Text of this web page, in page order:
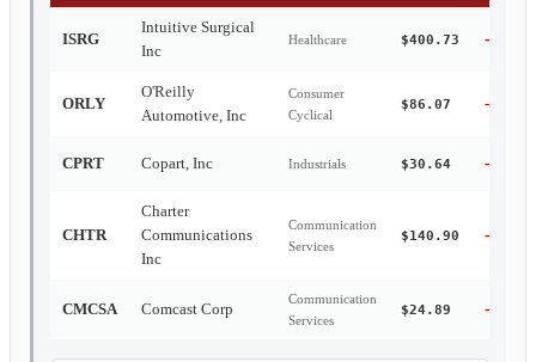
ISRG
Intuitive Surgical
Inc
Healthcare $400.73 -
ORLY
O'Reilly
Automotive, Inc
Consumer
Cyclical
$86.07 -5.81%
CPRT Copart, Inc Industrials $30.64 -
CHTR
Charter
Communications
Inc
Communication
Services
$140.90 -
CMCSA Comcast Corp
Communication
Services
$24.89 -